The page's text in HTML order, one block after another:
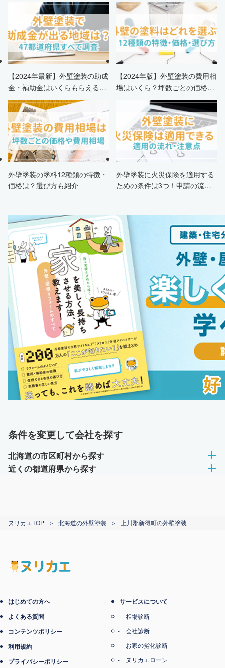
【2024年最新】外壁塗装の助成
金・補助金はいくらもらえる？
申請条件・市区町村情報・安く
する方法も紹介！
【2024年版】外壁塗装の費用相
場はいくら？坪数ごとの価格も
外壁塗装の塗料12種類の特徴・
価格は？選び方も紹介
外壁塗装に火災保険を適用する
ための条件は3つ！申請の流
条件を変更して会社を探す
北海道の市区町村から探す
近くの都道府県から探す
ヌリカエTOP ＞ 北海道の外壁塗装 ＞ 上川郡新得町の外壁塗装
はじめての方へ
よくある質問
コンテンツポリシー
利用規約
プライバシーポリシー
サービスについて
相場診断
会社診断
お家の劣化診断
ヌリカエローン